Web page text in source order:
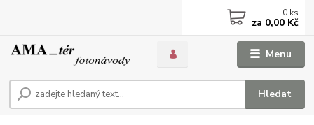
Menu
Hledat
0 ks
za 0,00 Kč